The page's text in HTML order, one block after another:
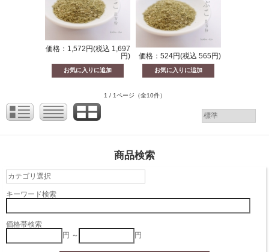
価格：1,572円(税込 1,697
円)
価格：524円(税込 565円)
1 / 1ページ （全10件）
商品検索
キーワード検索
価格帯検索
円 ～
円